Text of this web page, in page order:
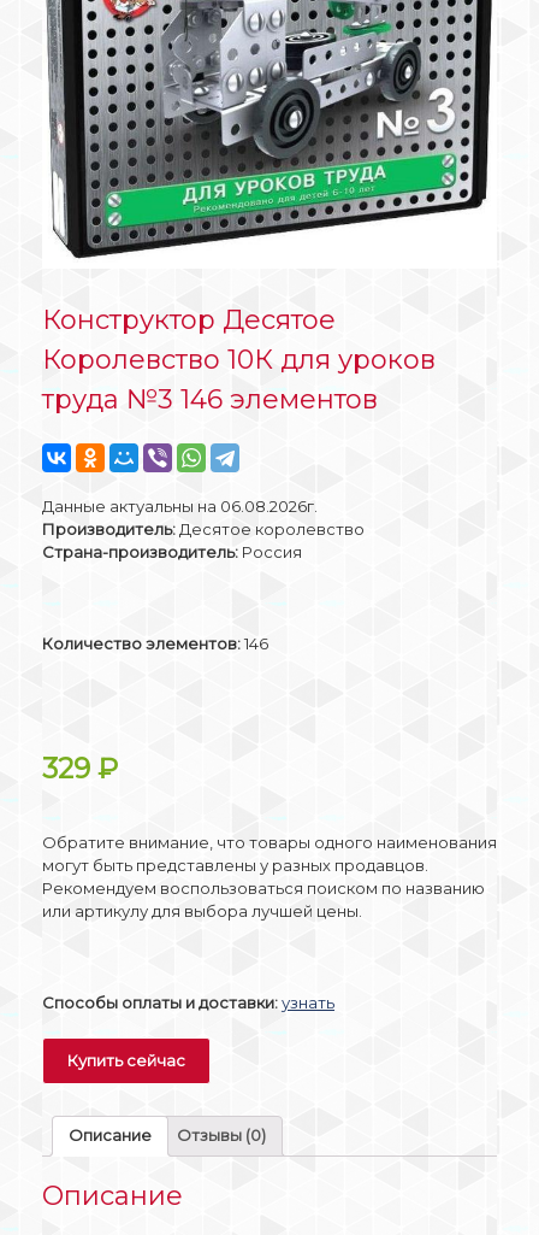
Конструктор Десятое
Королевство 10К для уроков
труда №3 146 элементов
Данные актуальны на 06.08.2026г.
Производитель: Десятое королевство
Страна-производитель: Россия
Количество элементов:146
329 ₽
Обратите внимание, что товары одного наименования
могут быть представлены у разных продавцов.
Рекомендуем воспользоваться поиском по названию
или артикулу для выбора лучшей цены.
Способы оплаты и доставки:узнать
Купить сейчас
Описание Отзывы (0)
Описание